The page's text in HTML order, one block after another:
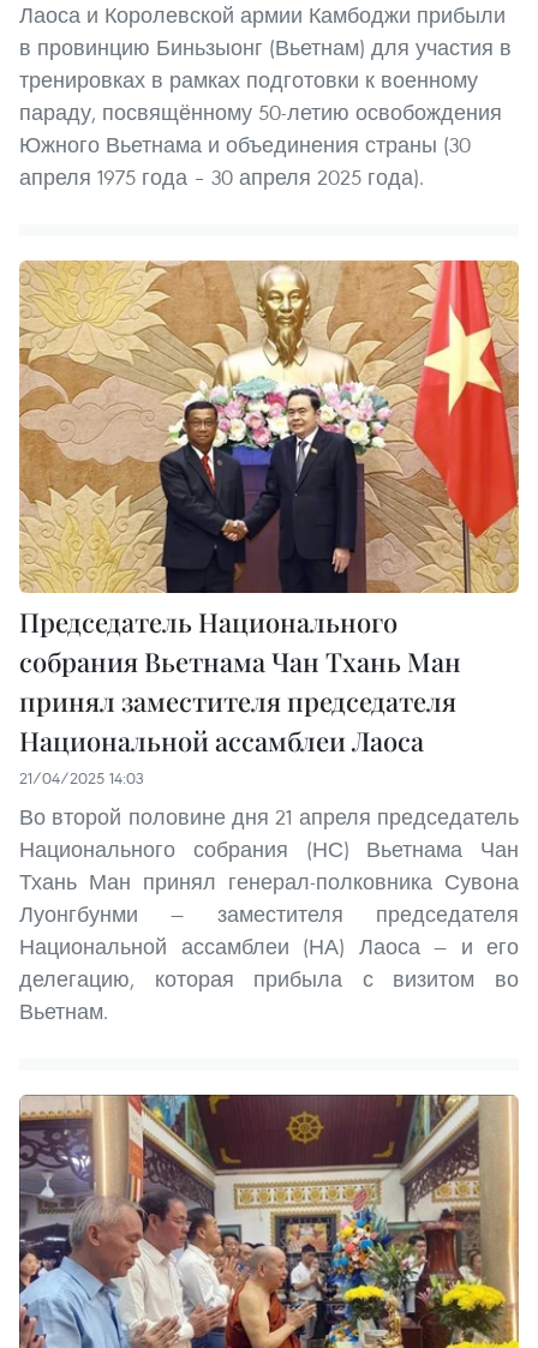
Лаоса и Королевской армии Камбоджи прибыли
в провинцию Биньзыонг (Вьетнам) для участия в
тренировках в рамках подготовки к военному
параду, посвящённому 50-летию освобождения
Южного Вьетнама и объединения страны (30
апреля 1975 года – 30 апреля 2025 года).
Председатель Национального
собрания Вьетнама Чан Тхань Ман
принял заместителя председателя
Национальной ассамблеи Лаоса
21/04/2025 14:03
Во второй половине дня 21 апреля председатель
Национального собрания (НС) Вьетнама Чан
Тхань Ман принял генерал-полковника Сувона
Луонгбунми — заместителя председателя
Национальной ассамблеи (НА) Лаоса — и его
делегацию, которая прибыла с визитом во
Вьетнам.